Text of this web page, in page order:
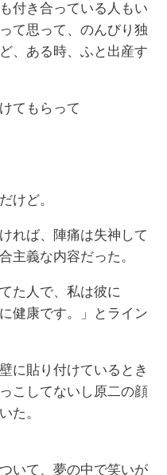
付き合っている人もい
て思って、のんびり独
、ある時、ふと出産す
てもらって
けど。
れば、陣痛は失神して
義な内容だった。
た人で、私は彼に
健康です。」とライン
に貼り付けているとき
こしてないし原二の顔
た。
いて、夢の中で笑いが